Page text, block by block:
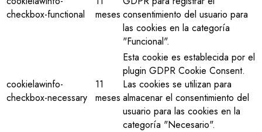
checkbox-functional
meses consentimiento del usuario para
las cookies en la categoría
"Funcional".
cookielawinfo-
checkbox-necessary
11
meses
Esta cookie es establecida por el
plugin GDPR Cookie Consent.
Las cookies se utilizan para
almacenar el consentimiento del
usuario para las cookies en la
categoría "Necesario".